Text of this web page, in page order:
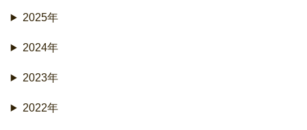
2025年
2024年
2023年
2022年